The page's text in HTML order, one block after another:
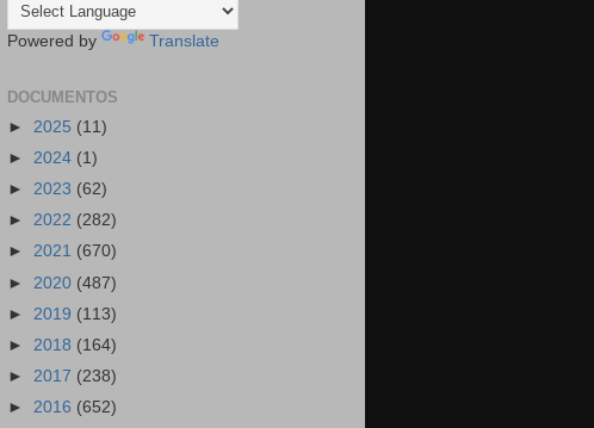
Powered by Translate
DOCUMENTOS
► 2025 (11)
► 2024 (1)
► 2023 (62)
► 2022 (282)
► 2021 (670)
► 2020 (487)
► 2019 (113)
► 2018 (164)
► 2017 (238)
► 2016 (652)